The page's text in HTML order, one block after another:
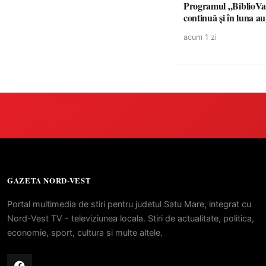
Programul
continuă și în luna
acum 1 zi
GAZETA NORD-VEST
Portal multimedia de stiri pentru judetul Satu Mare, integrat cu
Nord-Vest TV - televiziunea locala. Stiri de actualitate, politica,
economie, sport, cultura si multe altele.